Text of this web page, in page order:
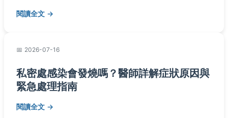
閱讀全文
2026-07-16
私密處感染會發燒嗎？醫師詳解症狀原因與
緊急處理指南
閱讀全文